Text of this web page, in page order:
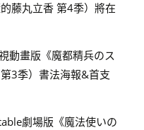
藤丸立香 第4季）將在
動畫版《魔都精兵のス
3季）書法海報&首支
劇場版《魔法使いの